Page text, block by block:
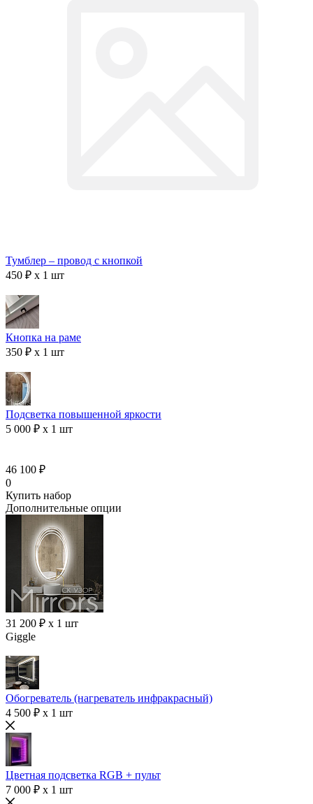
Тумблер – провод с кнопкой
450 ₽ x 1 шт
Кнопка на раме
350 ₽ x 1 шт
Подсветка повышенной яркости
5 000 ₽ x 1 шт
46 100 ₽
0
Купить набор
Дополнительные опции
31 200 ₽ x 1 шт
Giggle
Обогреватель (нагреватель инфракрасный)
4 500 ₽ x 1 шт
Цветная подсветка RGB + пульт
7 000 ₽ x 1 шт